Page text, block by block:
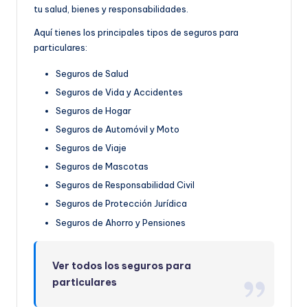
tu salud, bienes y responsabilidades.
Aquí tienes los principales tipos de seguros para
particulares:
Seguros de Salud
Seguros de Vida y Accidentes
Seguros de Hogar
Seguros de Automóvil y Moto
Seguros de Viaje
Seguros de Mascotas
Seguros de Responsabilidad Civil
Seguros de Protección Jurídica
Seguros de Ahorro y Pensiones
Ver todos los seguros para
particulares